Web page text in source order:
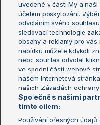
Aktualní trendy
Fotbalové přestupy
Livesport Daily
LS Prague Open
uvedené v části My a
účelem poskytování.
odvoláním svého
sledovací technologie
obsahy a reklamy pro vás
nabídku můžete kdykoli
nebo souhlas odvolat
ve spodní části webové
našem Internetová
našich Zásadách
Společně s našimi
tímto cílem:
Používání přesných údajů